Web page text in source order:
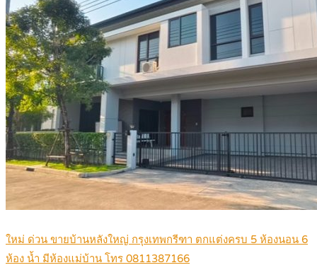
ใหม่ ด่วน ขายบ้านหลังใหญ่ กรุงเทพกรีฑา ตกแต่งครบ 5 ห้องนอน 6
ห้อง น้ำ มีห้องแม่บ้าน โทร 0811387166